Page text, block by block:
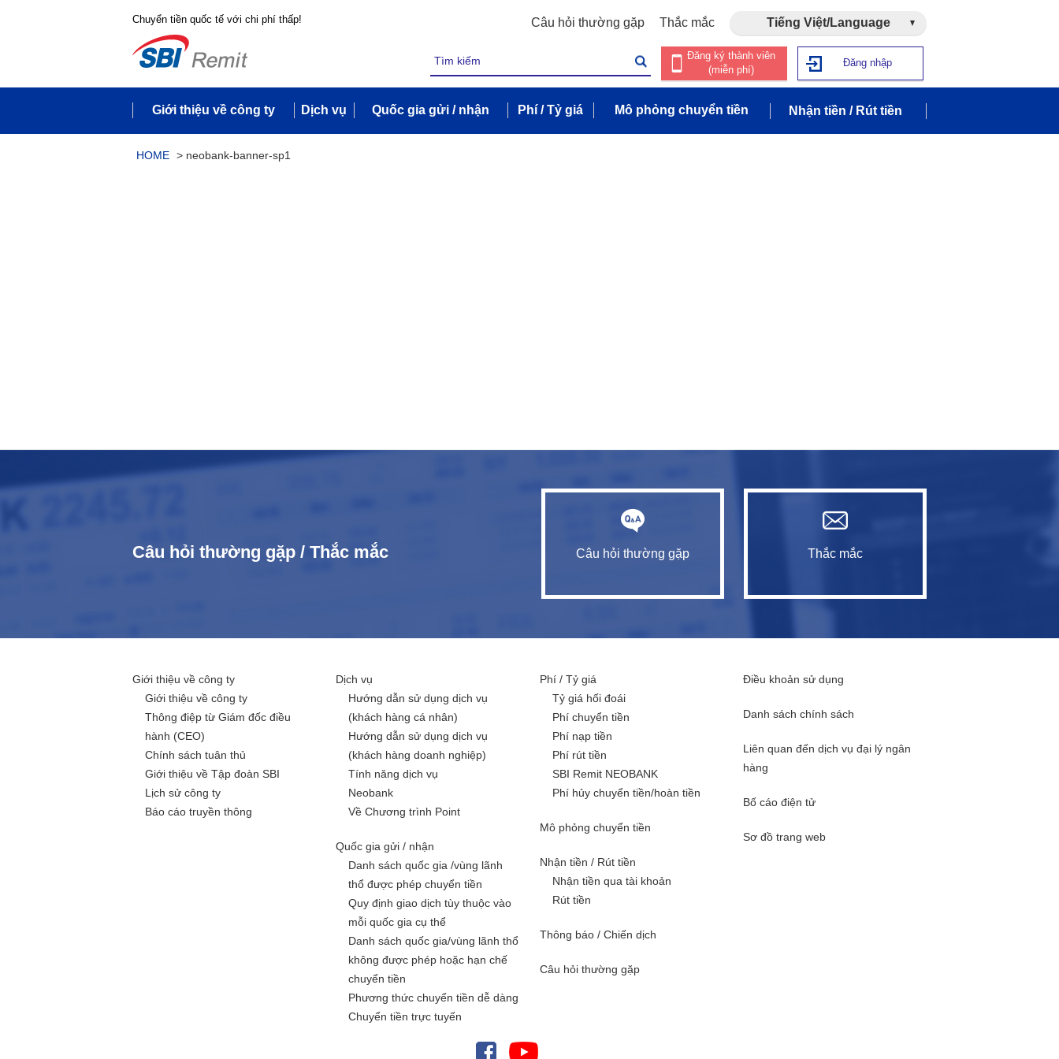
Chuyển tiền quốc tế với chi phí thấp! Câu hỏi thường gặp Thắc mắc Tiếng Việt/Language
Đăng ký thành viên
(miễn phí)
Đăng nhập
Giới thiệu về công ty Dịch vụ Quốc gia gửi / nhận Phí / Tỷ giá Mô phỏng chuyển tiền Nhận tiền / Rút tiền
HOME > neobank-banner-sp1
Câu hỏi thường gặp / Thắc mắc Câu hỏi thường gặp Thắc mắc
Giới thiệu về công ty
Giới thiệu về công ty
Thông điệp từ Giám đốc điều
hành (CEO)
Chính sách tuân thủ
Giới thiệu về Tập đoàn SBI
Lịch sử công ty
Báo cáo truyền thông
Dịch vụ
Hướng dẫn sử dụng dịch vụ
(khách hàng cá nhân)
Hướng dẫn sử dụng dịch vụ
(khách hàng doanh nghiệp)
Tính năng dịch vụ
Neobank
Về Chương trình Point
Quốc gia gửi / nhận
Danh sách quốc gia /vùng lãnh
thổ được phép chuyển tiền
Quy định giao dịch tùy thuộc vào
mỗi quốc gia cụ thể
Danh sách quốc gia/vùng lãnh thổ
không được phép hoặc hạn chế
chuyển tiền
Phương thức chuyển tiền dễ dàng
Chuyển tiền trực tuyến
Phí / Tỷ giá
Tỷ giá hối đoái
Phí chuyển tiền
Phí nạp tiền
Phí rút tiền
SBI Remit NEOBANK
Phí hủy chuyển tiền/hoàn tiền
Mô phỏng chuyển tiền
Nhận tiền / Rút tiền
Nhận tiền qua tài khoản
Rút tiền
Thông báo / Chiến dịch
Câu hỏi thường gặp
Điều khoản sử dụng
Danh sách chính sách
Liên quan đến dịch vụ đại lý ngân
hàng
Bố cáo điện tử
Sơ đồ trang web